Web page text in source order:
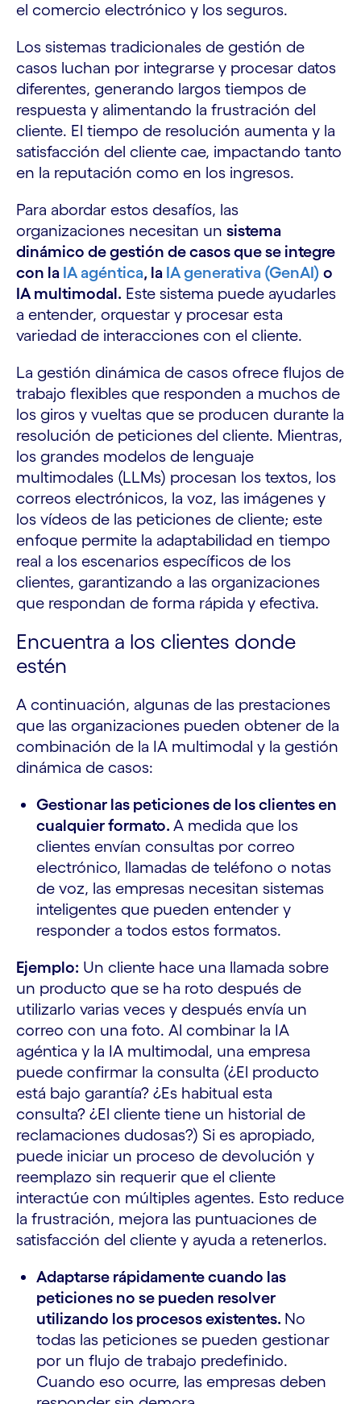
el comercio electrónico y los seguros.
Los sistemas tradicionales de gestión de
casos luchan por integrarse y procesar datos
diferentes, generando largos tiempos de
respuesta y alimentando la frustración del
cliente. El tiempo de resolución aumenta y la
satisfacción del cliente cae, impactando tanto
en la reputación como en los ingresos.
Para abordar estos desafíos, las
organizaciones necesitan un sistema
dinámico de gestión de casos que se integre
con la IA agéntica, la IA generativa (GenAI) o
IA multimodal. Este sistema puede ayudarles
a entender, orquestar y procesar esta
variedad de interacciones con el cliente.
La gestión dinámica de casos ofrece flujos de
trabajo flexibles que responden a muchos de
los giros y vueltas que se producen durante la
resolución de peticiones del cliente. Mientras,
los grandes modelos de lenguaje
multimodales (LLMs) procesan los textos, los
correos electrónicos, la voz, las imágenes y
los vídeos de las peticiones de cliente; este
enfoque permite la adaptabilidad en tiempo
real a los escenarios específicos de los
clientes, garantizando a las organizaciones
que respondan de forma rápida y efectiva.
Encuentra a los clientes donde
estén
A continuación, algunas de las prestaciones
que las organizaciones pueden obtener de la
combinación de la IA multimodal y la gestión
dinámica de casos:
Gestionar las peticiones de los clientes en
cualquier formato. A medida que los
clientes envían consultas por correo
electrónico, llamadas de teléfono o notas
de voz, las empresas necesitan sistemas
inteligentes que pueden entender y
responder a todos estos formatos.
Ejemplo: Un cliente hace una llamada sobre
un producto que se ha roto después de
utilizarlo varias veces y después envía un
correo con una foto. Al combinar la IA
agéntica y la IA multimodal, una empresa
puede confirmar la consulta (¿El producto
está bajo garantía? ¿Es habitual esta
consulta? ¿El cliente tiene un historial de
reclamaciones dudosas?) Si es apropiado,
puede iniciar un proceso de devolución y
reemplazo sin requerir que el cliente
interactúe con múltiples agentes. Esto reduce
la frustración, mejora las puntuaciones de
satisfacción del cliente y ayuda a retenerlos.
Adaptarse rápidamente cuando las
peticiones no se pueden resolver
utilizando los procesos existentes. No
todas las peticiones se pueden gestionar
por un flujo de trabajo predefinido.
Cuando eso ocurre, las empresas deben